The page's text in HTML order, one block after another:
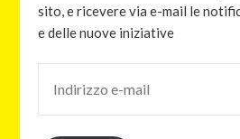
sito, e ricevere via e-mail le
e delle nuove iniziative